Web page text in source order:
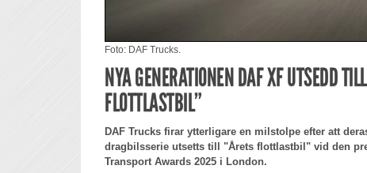
Foto: DAF Trucks.
NYA GENERATIONEN DAF XF UTSEDD
FLOTTLASTBIL”
DAF Trucks firar ytterligare en milstolpe efter att
dragbilsserie utsetts till "Årets flottlastbil" vid den
Transport Awards 2025 i London.